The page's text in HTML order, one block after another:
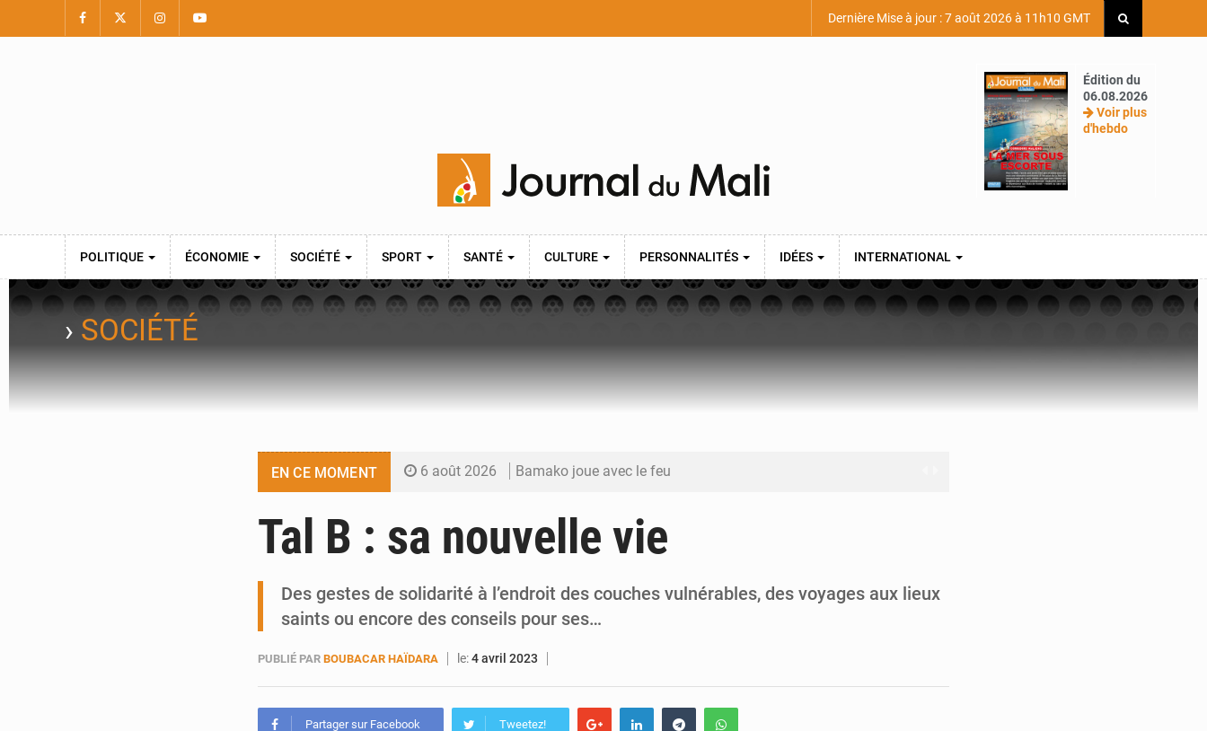
Dernière Mise à jour : 7 août 2026 à 11h10 GMT
Édition du
06.08.2026
Voir plus
d'hebdo
POLITIQUE ÉCONOMIE SOCIÉTÉ SPORT SANTÉ CULTURE PERSONNALITÉS IDÉES INTERNATIONAL
› SOCIÉTÉ
EN CE MOMENT 6 août 2026 Bamako joue avec le feu
6 août 2026 Dr Abdrahamane Tamboura, économiste
6 août 2026 Ports ouest-africains : la bataille du fret sahélien
6 août 2026 AfroBasket U18 : Le Mali défend sa double couronne à Abidjan
Tal B : sa nouvelle vie
Des gestes de solidarité à l’endroit des couches vulnérables, des voyages aux lieux
saints ou encore des conseils pour ses…
PUBLIÉ PAR BOUBACAR HAÏDARA le:4 avril 2023
Partager sur Facebook Tweetez!